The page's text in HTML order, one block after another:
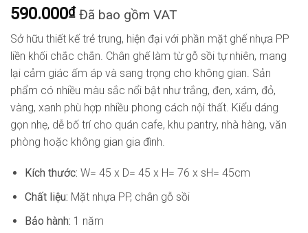
590.000₫ Đã bao gồm VAT
Sở hữu thiết kế trẻ trung, hiện đại với phần mặt ghế nhựa PP
liền khối chắc chắn. Chân ghế làm từ gỗ sồi tự nhiên, mang
lại cảm giác ấm áp và sang trọng cho không gian. Sản
phẩm có nhiều màu sắc nổi bật như trắng, đen, xám, đỏ,
vàng, xanh phù hợp nhiều phong cách nội thất. Kiểu dáng
gọn nhẹ, dễ bố trí cho quán cafe, khu pantry, nhà hàng, văn
phòng hoặc không gian gia đình.
Kích thước: W= 45 x D= 45 x H= 76 x sH= 45cm
Chất liệu: Mặt nhựa PP, chân gỗ sồi
Bảo hành: 1 năm